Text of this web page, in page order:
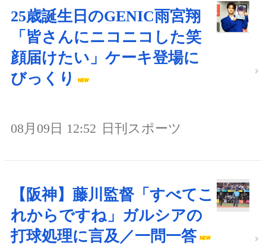
25歳誕生日のGENIC雨宮翔
「皆さんにニコニコした笑
顔届けたい」ケーキ登場に
びっくり
08月09日 12:52 日刊スポーツ
【阪神】藤川監督「すべてこ
れからですね」ガルシアの
打球処理に言及／一問一答